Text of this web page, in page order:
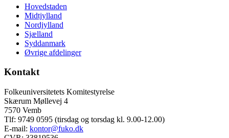
Hovedstaden
Midtjylland
Nordjylland
Sjælland
Syddanmark
Øvrige afdelinger
Kontakt
Folkeuniversitetets Komitestyrelse
Skærum Møllevej 4
7570 Vemb
Tlf: 9749 0595 (tirsdag og torsdag kl. 9.00-12.00)
E-mail: kontor@fuko.dk